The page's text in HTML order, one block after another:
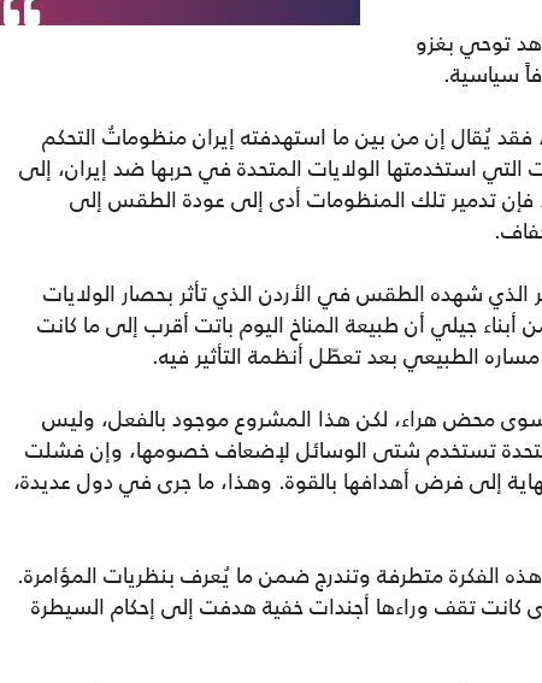
توحي بغزو
سياسية.
يُقال إن من بين ما استهدفته إيران منظوماتُ التحكم
استخدمتها الولايات المتحدة في حربها ضد إيران، إلى
فإن تدمير تلك المنظومات أدى إلى عودة الطقس إلى
شهده الطقس في الأردن الذي تأثر بحصار الولايات
أبناء جيلي أن طبيعة المناخ اليوم باتت أقرب إلى ما كانت
الطبيعي بعد تعطّل أنظمة التأثير فيه.
سوى محض هراء، لكن هذا المشروع موجود بالفعل، وليس
تستخدم شتى الوسائل لإضعاف خصومها، وإن فشلت
إلى فرض أهدافها بالقوة. وهذا، ما جرى في دول عديدة،
الفكرة متطرفة وتندرج ضمن ما يُعرف بنظريات المؤامرة.
كانت تقف وراءها أجندات خفية هدفت إلى إحكام السيطرة